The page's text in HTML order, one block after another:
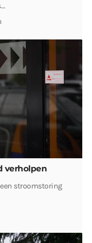
verholpen
een stroomstoring